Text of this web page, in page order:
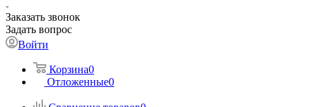
Заказать звонок
Задать вопрос
Войти
Корзина0
Отложенные0